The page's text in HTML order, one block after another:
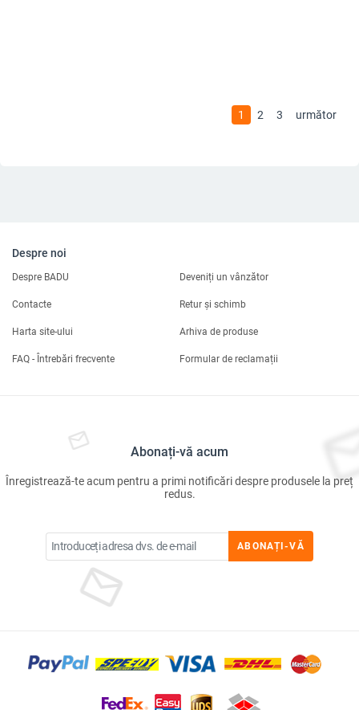
1 2 3 următor
Despre noi
Despre BADU Deveniți un vânzător
Contacte Retur și schimb
Harta site-ului Arhiva de produse
FAQ - Întrebări frecvente Formular de reclamații
Abonați-vă acum
Înregistrează-te acum pentru a primi notificări despre produsele la preț
redus.
ABONAȚI-VĂ